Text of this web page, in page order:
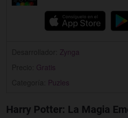
Zynga
Gratis
Puzles
Harry Potter: La Magia